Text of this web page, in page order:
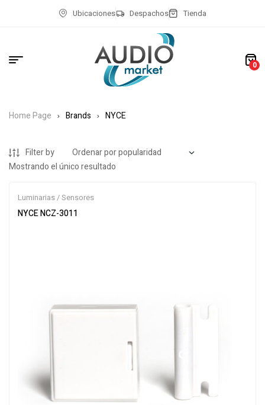
Ubicaciones Despachos Tienda
0
Home Page Brands NYCE
Filter by
Mostrando el único resultado
Luminarias / Sensores
NYCE NCZ-3011